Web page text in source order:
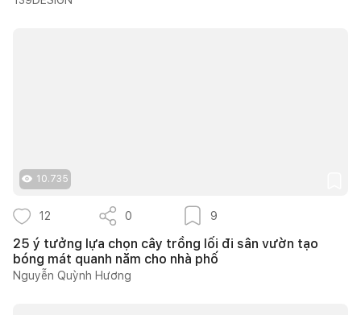
10.735
12 0 9
25 ý tưởng lựa chọn cây trồng lối đi sân vườn tạo
bóng mát quanh năm cho nhà phố
Nguyễn Quỳnh Hương